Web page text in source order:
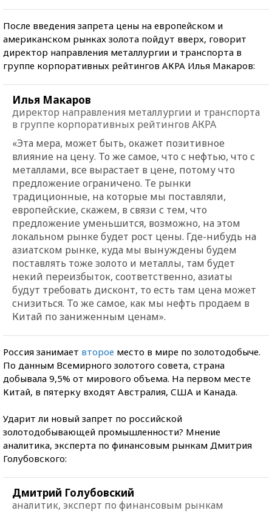
После введения запрета цены на европейском и
американском рынках золота пойдут вверх, говорит
директор направления металлургии и транспорта в
группе корпоративных рейтингов АКРА Илья Макаров:
Илья Макаров
директор направления металлургии и транспорта
в группе корпоративных рейтингов АКРА
«Эта мера, может быть, окажет позитивное
влияние на цену. То же самое, что с нефтью, что с
металлами, все вырастает в цене, потому что
предложение ограничено. Те рынки
традиционные, на которые мы поставляли,
европейские, скажем, в связи с тем, что
предложение уменьшится, возможно, на этом
локальном рынке будет рост цены. Где-нибудь на
азиатском рынке, куда мы вынуждены будем
поставлять тоже золото и металлы, там будет
некий переизбыток, соответственно, азиаты
будут требовать дисконт, то есть там цена может
снизиться. То же самое, как мы нефть продаем в
Китай по заниженным ценам».
Россия занимает второе место в мире по золотодобыче.
По данным Всемирного золотого совета, страна
добывала 9,5% от мирового объема. На первом месте
Китай, в пятерку входят Австралия, США и Канада.
Ударит ли новый запрет по российской
золотодобывающей промышленности? Мнение
аналитика, эксперта по финансовым рынкам Дмитрия
Голубовского:
Дмитрий Голубовский
аналитик, эксперт по финансовым рынкам